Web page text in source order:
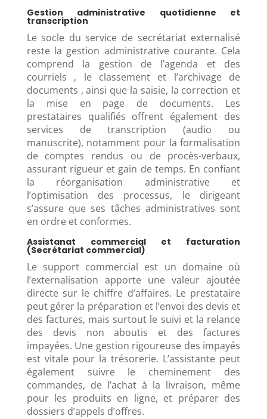
Gestion administrative quotidienne et
transcription
Le socle du service de secrétariat externalisé
reste la gestion administrative courante. Cela
comprend la gestion de l’agenda et des
courriels , le classement et l’archivage de
documents , ainsi que la saisie, la correction et
la mise en page de documents. Les
prestataires qualifiés offrent également des
services de transcription (audio ou
manuscrite), notamment pour la formalisation
de comptes rendus ou de procès-verbaux,
assurant rigueur et gain de temps. En confiant
la réorganisation administrative et
l’optimisation des processus, le dirigeant
s’assure que ses tâches administratives sont
en ordre et conformes.
Assistanat commercial et facturation
(Secrétariat commercial)
Le support commercial est un domaine où
l’externalisation apporte une valeur ajoutée
directe sur le chiffre d’affaires. Le prestataire
peut gérer la préparation et l’envoi des devis et
des factures, mais surtout le suivi et la relance
des devis non aboutis et des factures
impayées. Une gestion rigoureuse des impayés
est vitale pour la trésorerie. L’assistante peut
également suivre le cheminement des
commandes, de l’achat à la livraison, même
pour les produits en ligne, et préparer des
dossiers d’appels d’offres.